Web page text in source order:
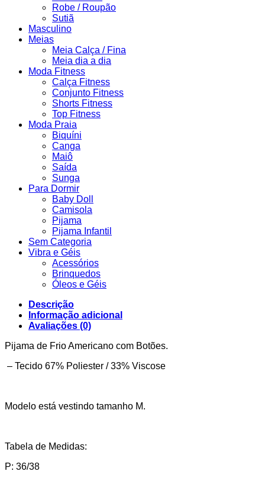
Robe / Roupão
Sutiã
Masculino
Meias
Meia Calça / Fina
Meia dia a dia
Moda Fitness
Calça Fitness
Conjunto Fitness
Shorts Fitness
Top Fitness
Moda Praia
Biquíni
Canga
Maiô
Saída
Sunga
Para Dormir
Baby Doll
Camisola
Pijama
Pijama Infantil
Sem Categoria
Vibra e Géis
Acessórios
Brinquedos
Óleos e Géis
Descrição
Informação adicional
Avaliações (0)
Pijama de Frio Americano com Botões.
– Tecido 67% Poliester / 33% Viscose
Modelo está vestindo tamanho M.
Tabela de Medidas:
P: 36/38